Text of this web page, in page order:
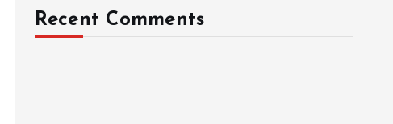
Recent Comments